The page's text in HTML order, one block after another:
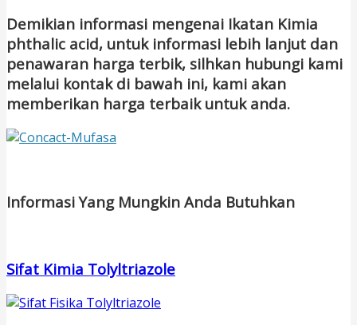
Demikian informasi mengenai Ikatan Kimia
phthalic acid, untuk informasi lebih lanjut dan
penawaran harga terbik, silhkan hubungi kami
melalui kontak di bawah ini, kami akan
memberikan harga terbaik untuk anda.
Informasi Yang Mungkin Anda Butuhkan
Sifat Kimia Tolyltriazole